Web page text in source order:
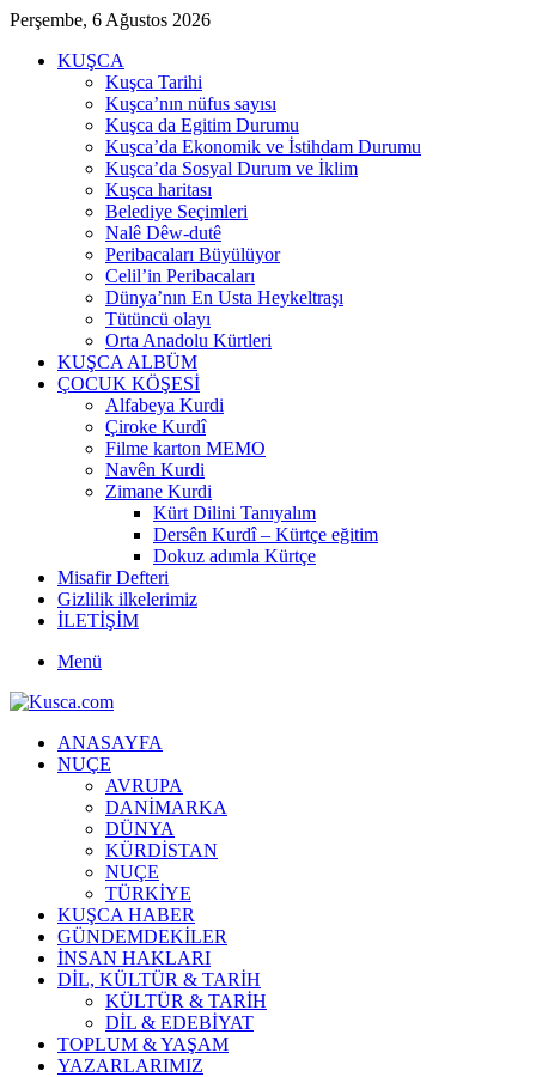
Perşembe, 6 Ağustos 2026
KUŞCA
Kuşca Tarihi
Kuşca’nın nüfus sayısı
Kuşca da Egitim Durumu
Kuşca’da Ekonomik ve İstihdam Durumu
Kuşca’da Sosyal Durum ve İklim
Kuşca haritası
Belediye Seçimleri
Nalê Dêw-dutê
Peribacaları Büyülüyor
Celil’in Peribacaları
Dünya’nın En Usta Heykeltraşı
Tütüncü olayı
Orta Anadolu Kürtleri
KUŞCA ALBÜM
ÇOCUK KÖŞESİ
Alfabeya Kurdi
Çiroke Kurdî
Filme karton MEMO
Navên Kurdi
Zimane Kurdi
Kürt Dilini Tanıyalım
Dersên Kurdî – Kürtçe eğitim
Dokuz adımla Kürtçe
Misafir Defteri
Gizlilik ilkelerimiz
İLETİŞİM
Menü
ANASAYFA
NUÇE
AVRUPA
DANİMARKA
DÜNYA
KÜRDİSTAN
NUÇE
TÜRKİYE
KUŞCA HABER
GÜNDEMDEKİLER
İNSAN HAKLARI
DİL, KÜLTÜR & TARİH
KÜLTÜR & TARİH
DİL & EDEBİYAT
TOPLUM & YAŞAM
YAZARLARIMIZ